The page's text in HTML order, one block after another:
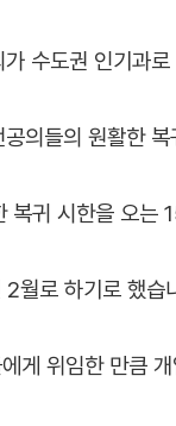
수도권 인기과
의들의 원활한
복귀 시한을 오
월로 하기로 했습
게 위임한 만큼